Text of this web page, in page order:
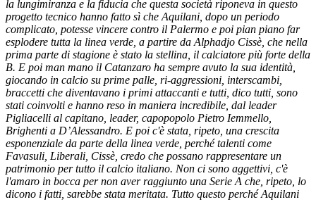
la lungimiranza e la fiducia che questa società riponeva in questo
progetto tecnico hanno fatto sì che Aquilani, dopo un periodo
complicato, potesse vincere contro il Palermo e poi pian piano far
esplodere tutta la linea verde, a partire da Alphadjo Cissè, che nella
prima parte di stagione è stato la stellina, il calciatore più forte della
B. E poi man mano il Catanzaro ha sempre avuto la sua identità,
giocando in calcio su prime palle, ri-aggressioni, interscambi,
braccetti che diventavano i primi attaccanti e tutti, dico tutti, sono
stati coinvolti e hanno reso in maniera incredibile, dal leader
Pigliacelli al capitano, leader, capopopolo Pietro Iemmello,
Brighenti a D’Alessandro. E poi c'è stata, ripeto, una crescita
esponenziale da parte della linea verde, perché talenti come
Favasuli, Liberali, Cissè, credo che possano rappresentare un
patrimonio per tutto il calcio italiano. Non ci sono aggettivi, c'è
l'amaro in bocca per non aver raggiunto una Serie A che, ripeto, lo
dicono i fatti, sarebbe stata meritata. Tutto questo perché Aquilani